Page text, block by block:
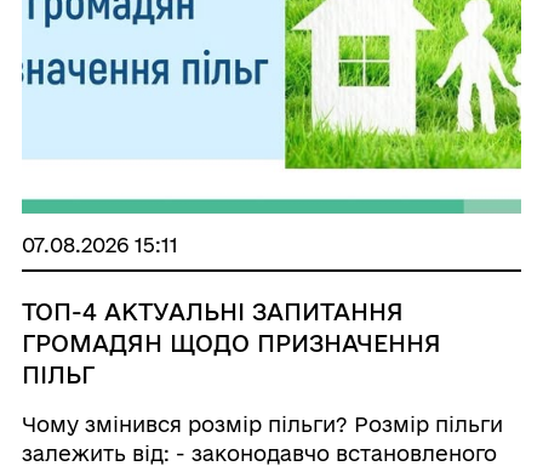
07.08.2026 15:11
ТОП-4 АКТУАЛЬНІ ЗАПИТАННЯ
ГРОМАДЯН ЩОДО ПРИЗНАЧЕННЯ
ПІЛЬГ
Чому змінився розмір пільги? Розмір пільги
залежить від: - законодавчо встановленого